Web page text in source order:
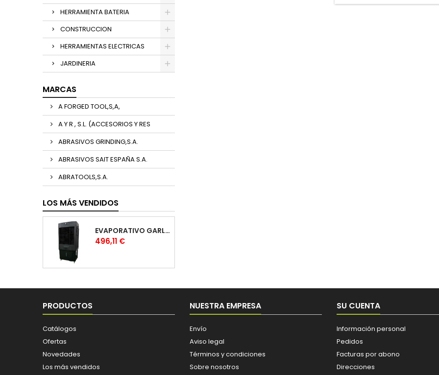
HERRAMIENTA BATERIA
CONSTRUCCION
HERRAMIENTAS ELECTRICAS
JARDINERIA
MARCAS
A FORGED TOOL,S,A,
A Y R , S.L. (ACCESORIOS Y RES
ABRASIVOS GRINDING,S.A.
ABRASIVOS SAIT ESPAÑA S.A.
ABRATOOLS,S.A.
LOS MÁS VENDIDOS
EVAPORATIVO GARLAND COOL 1530
Precio
496,11 €
PRODUCTOS
Catálogos
Ofertas
Novedades
Los más vendidos
NUESTRA EMPRESA
Envío
Aviso legal
Términos y condiciones
Sobre nosotros
SU CUENTA
Información personal
Pedidos
Facturas por abono
Direcciones